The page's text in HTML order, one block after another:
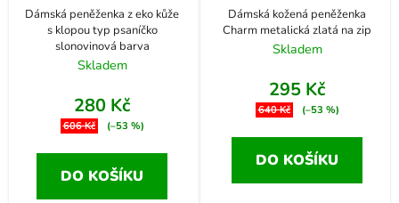
Dámská peněženka z eko kůže
s klopou typ psaníčko
slonovinová barva
Skladem
280 Kč
606 Kč (–53 %)
DO KOŠÍKU
Dámská kožená peněženka
Charm metalická zlatá na zip
Skladem
295 Kč
640 Kč (–53 %)
DO KOŠÍKU